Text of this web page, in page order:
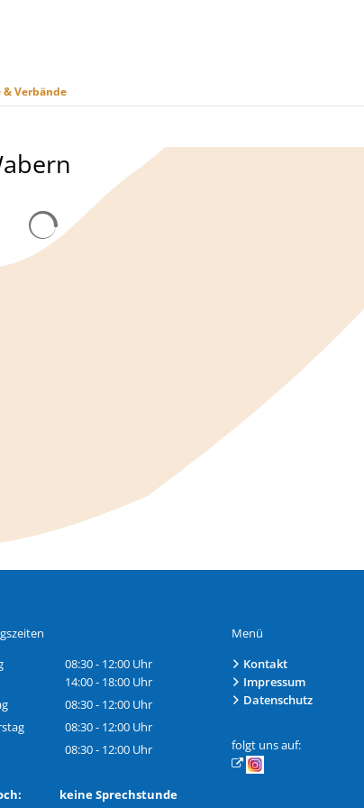
Freizeit & Tourismus Wirtschaft &
& Verbände
08:30- 12:00 Uhr
Von 08:30 bis 12:00 Uhr
14:00- 18:00 Uhr
Von 14:00 bis 18:00 Uhr
08:30- 12:00 Uhr
Von 08:30 bis 12:00 Uhr
08:30- 12:00 Uhr
Von 08:30 bis 12:00 Uhr
08:30- 12:00 Uhr
keine Sprechstunde
Menü
Kontakt
Impressum
Datenschutz
folgt uns auf: